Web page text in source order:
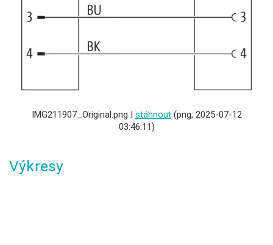
IMG211907_Original.png | stáhnout(png, 2025-07-12
03:46:11)
Výkresy